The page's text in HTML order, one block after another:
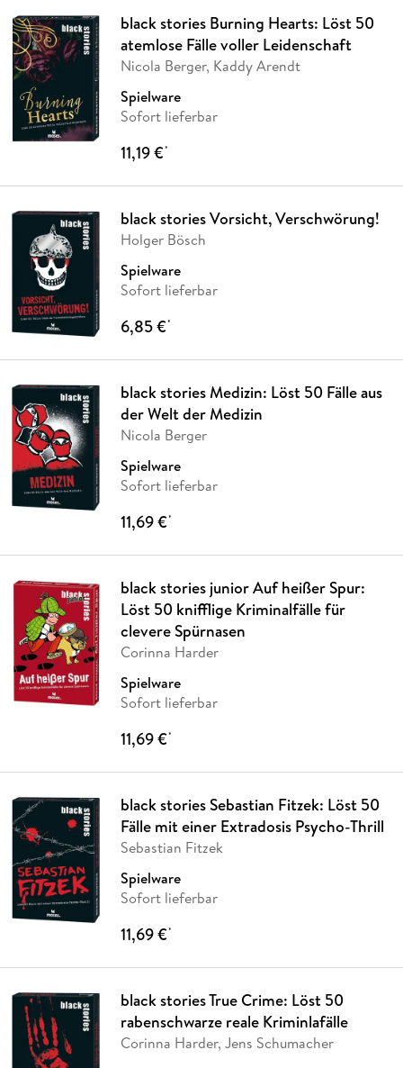
black stories Burning Hearts: Löst 50
atemlose Fälle voller Leidenschaft
Nicola Berger, Kaddy Arendt
Spielware
Sofort lieferbar
11,19 €*
black stories Vorsicht, Verschwörung!
Holger Bösch
Spielware
Sofort lieferbar
6,85 €*
black stories Medizin: Löst 50 Fälle aus
der Welt der Medizin
Nicola Berger
Spielware
Sofort lieferbar
11,69 €*
black stories junior Auf heißer Spur:
Löst 50 knifflige Kriminalfälle für
clevere Spürnasen
Corinna Harder
Spielware
Sofort lieferbar
11,69 €*
black stories Sebastian Fitzek: Löst 50
Fälle mit einer Extradosis Psycho-Thrill
Sebastian Fitzek
Spielware
Sofort lieferbar
11,69 €*
black stories True Crime: Löst 50
rabenschwarze reale Kriminlafälle
Corinna Harder, Jens Schumacher